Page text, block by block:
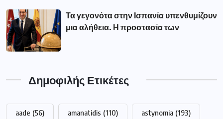
Τα γεγονότα στην Ισπανία υπενθυμίζουν
μια αλήθεια. Η προστασία των
Δημοφιλής Ετικέτες
aade (56) amanatidis (110) astynomia (193)